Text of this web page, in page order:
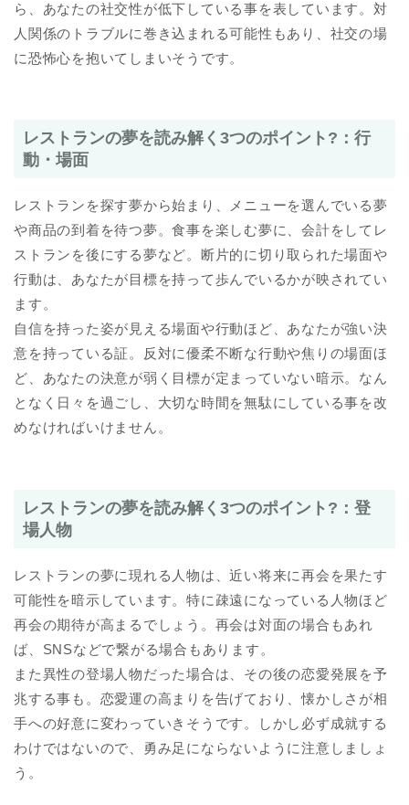
ら、あなたの社交性が低下している事を表しています。対
人関係のトラブルに巻き込まれる可能性もあり、社交の場
に恐怖心を抱いてしまいそうです。
レストランの夢を読み解く3つのポイント?：行
動・場面
レストランを探す夢から始まり、メニューを選んでいる夢
や商品の到着を待つ夢。食事を楽しむ夢に、会計をしてレ
ストランを後にする夢など。断片的に切り取られた場面や
行動は、あなたが目標を持って歩んでいるかが映されてい
ます。
自信を持った姿が見える場面や行動ほど、あなたが強い決
意を持っている証。反対に優柔不断な行動や焦りの場面ほ
ど、あなたの決意が弱く目標が定まっていない暗示。なん
となく日々を過ごし、大切な時間を無駄にしている事を改
めなければいけません。
レストランの夢を読み解く3つのポイント?：登
場人物
レストランの夢に現れる人物は、近い将来に再会を果たす
可能性を暗示しています。特に疎遠になっている人物ほど
再会の期待が高まるでしょう。再会は対面の場合もあれ
ば、SNSなどで繋がる場合もあります。
また異性の登場人物だった場合は、その後の恋愛発展を予
兆する事も。恋愛運の高まりを告げており、懐かしさが相
手への好意に変わっていきそうです。しかし必ず成就する
わけではないので、勇み足にならないように注意しましょ
う。